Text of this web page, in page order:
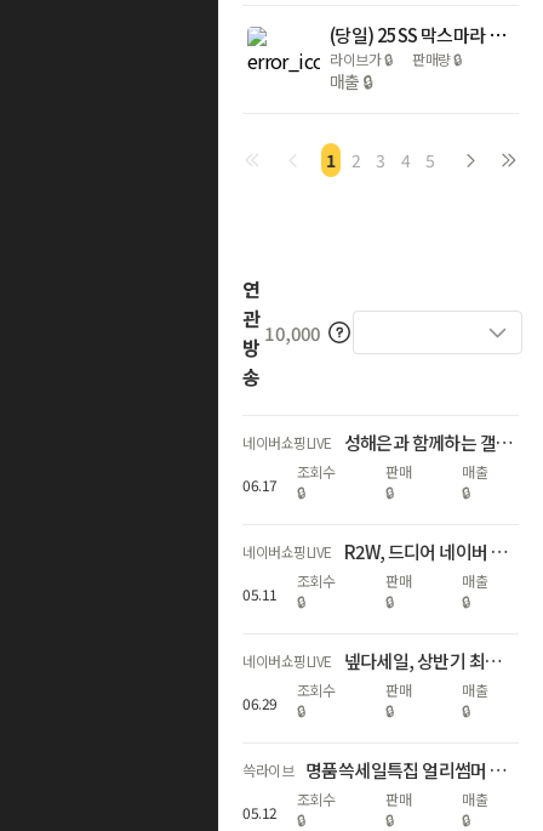
(당일) 25SS 막스마라 CLES 클레스 베이지 여성 코트 251 6011031600 066
라이브가🔒 판매량🔒
매출 🔒
1 2 3 4 5
연
관
방
송
10,000
네이버쇼핑LIVE 성해은과 함께하는 갤럭시 S26 서클 투 서치 X 노크잇
06.17
조회수
🔒
판매
🔒
매출
🔒
네이버쇼핑LIVE R2W, 드디어 네이버 노크잇에서- 마튼·베른 컬렉션 단독 선공개!
05.11
조회수
🔒
판매
🔒
매출
🔒
네이버쇼핑LIVE 넾다세일, 상반기 최대혜택 라이브
06.29
조회수
🔒
판매
🔒
매출
🔒
쓱라이브 명품쓱세일특집 얼리썸머 럭셔리! 가니/끌로에/드래곤디퓨전 外 핫딜
05.12
조회수
🔒
판매
🔒
매출
🔒